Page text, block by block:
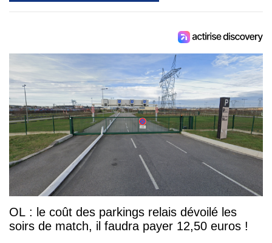
OL : le coût des parkings relais dévoilé les
soirs de match, il faudra payer 12,50 euros !